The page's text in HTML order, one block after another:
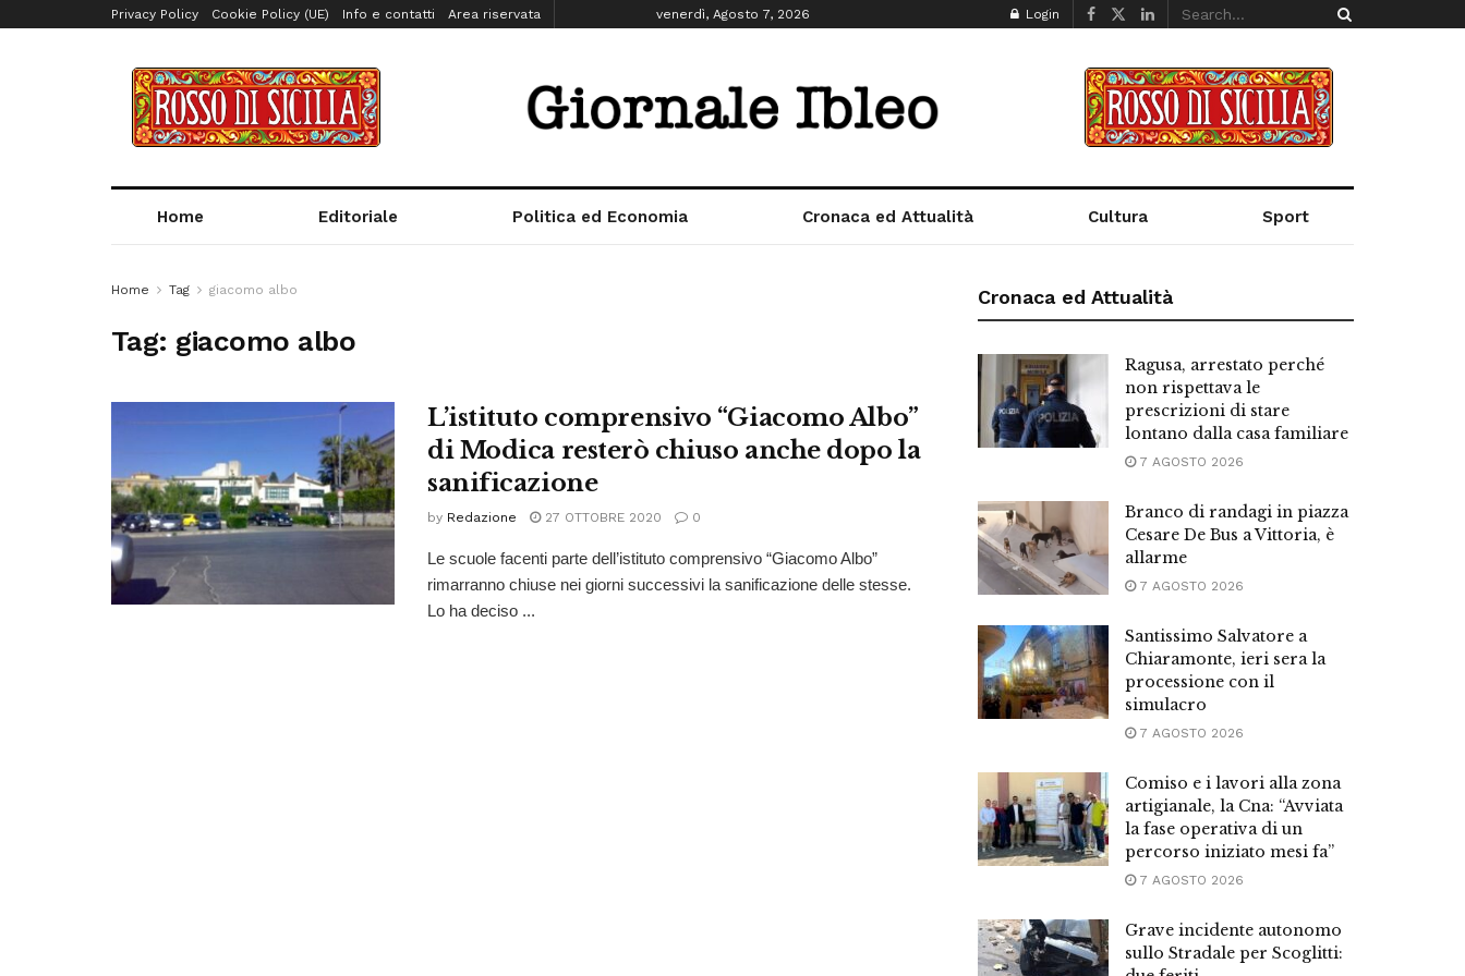
Privacy Policy Cookie Policy (UE) Info e contatti Area riservata venerdì, Agosto 7, 2026 Login
Home Editoriale Politica ed Economia Cronaca ed Attualità Cultura Sport
Home Tag giacomo albo
Tag: giacomo albo
L’istituto comprensivo “Giacomo Albo”
di Modica resterò chiuso anche dopo la
sanificazione
by Redazione 27 OTTOBRE 2020 0
Le scuole facenti parte dell’istituto comprensivo “Giacomo Albo”
rimarranno chiuse nei giorni successivi la sanificazione delle stesse.
Lo ha deciso ...
Cronaca ed Attualità
Ragusa, arrestato perché
non rispettava le
prescrizioni di stare
lontano dalla casa familiare
7 AGOSTO 2026
Branco di randagi in piazza
Cesare De Bus a Vittoria, è
allarme
7 AGOSTO 2026
Santissimo Salvatore a
Chiaramonte, ieri sera la
processione con il
simulacro
7 AGOSTO 2026
Comiso e i lavori alla zona
artigianale, la Cna: “Avviata
la fase operativa di un
percorso iniziato mesi fa”
7 AGOSTO 2026
Grave incidente autonomo
sullo Stradale per Scoglitti: